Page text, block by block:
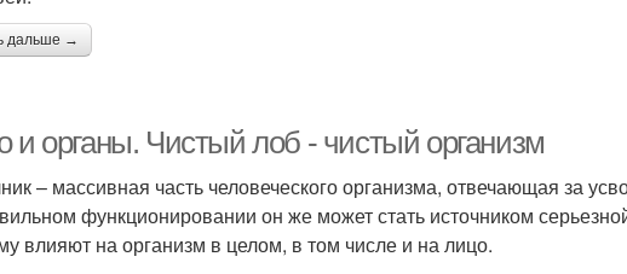
дальше →
и органы. Чистый лоб - чистый организм
– массивная часть человеческого организма, отвечающая за
функционировании он же может стать источником
влияют на организм в целом, в том числе и на лицо.